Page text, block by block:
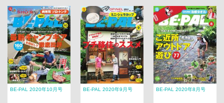
BE-PAL 2020年10月号 BE-PAL 2020年9月号 BE-PAL 2020年8月号